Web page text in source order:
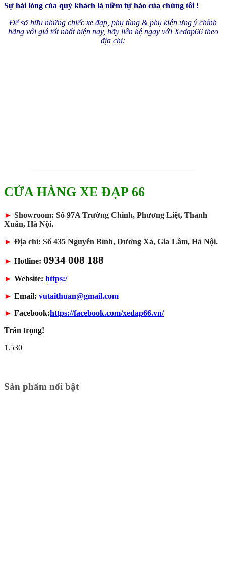
Sự hài lòng của quý khách là niềm tự hào của chúng tôi !
Để sở hữu những chiếc xe đạp, phụ tùng & phụ kiện ưng ý chính
hãng với giá tốt nhất hiện nay, hãy liên hệ ngay với Xedap66 theo
địa chỉ:
————————————————————
CỬA HÀNG XE ĐẠP 66
► Showroom: Số 97A Trường Chinh, Phương Liệt, Thanh
Xuân, Hà Nội.
► Địa chỉ: Số 435 Nguyễn Bình, Dương Xá, Gia Lâm, Hà Nội.
► Hotline: 0934 008 188
► Website: https:/
► Email: vutaithuan@gmail.com
► Facebook:https://facebook.com/xedap66.vn/
Trân trọng!
1.530
Sản phẩm nổi bật